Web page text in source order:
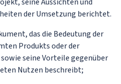
der Umsetzung berichtet.
das die Bedeutung der
Produkts oder der
seine Vorteile gegenüber
Nutzen beschreibt;